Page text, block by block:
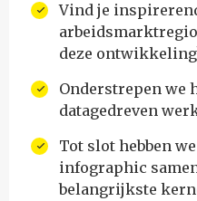
Vind je
deze
Onderstrepen we
datagedreven
Tot slot hebben
infographic
belangrijkste